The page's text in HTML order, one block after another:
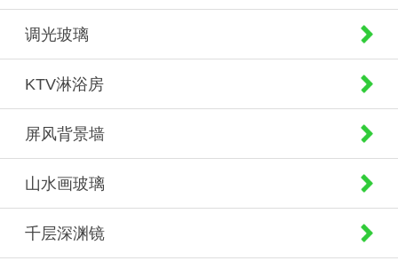
调光玻璃
KTV淋浴房
屏风背景墙
山水画玻璃
千层深渊镜